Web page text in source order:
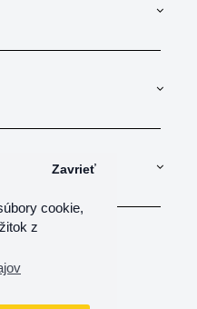
cookie,
z
Zavrieť